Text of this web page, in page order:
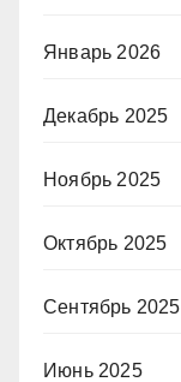
Январь 2026
Декабрь 2025
Ноябрь 2025
Октябрь 2025
Сентябрь 2025
Июнь 2025